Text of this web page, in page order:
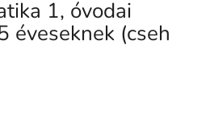
1, óvodai
éveseknek (cseh